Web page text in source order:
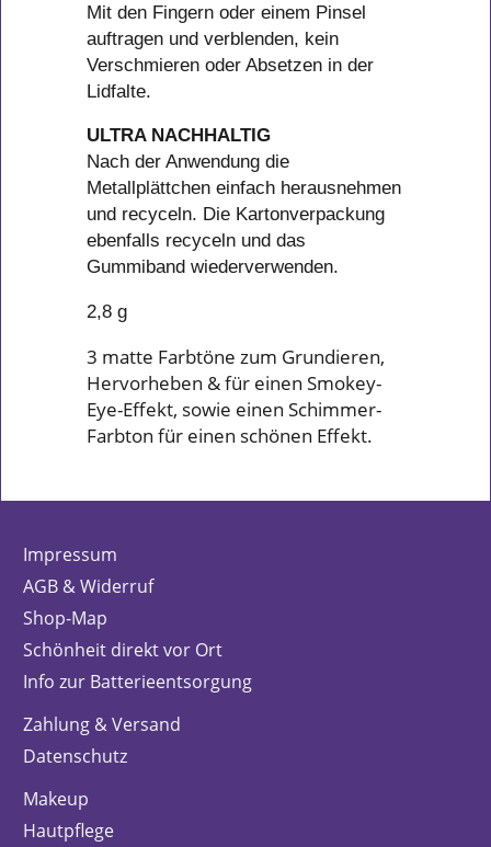
Mit den Fingern oder einem Pinsel
auftragen und verblenden, kein
Verschmieren oder Absetzen in der
Lidfalte.
ULTRA NACHHALTIG
Nach der Anwendung die
Metallplättchen einfach herausnehmen
und recyceln. Die Kartonverpackung
ebenfalls recyceln und das
Gummiband wiederverwenden.
2,8 g
3 matte Farbtöne zum Grundieren,
Hervorheben & für einen Smokey-
Eye-Effekt, sowie einen Schimmer-
Farbton für einen schönen Effekt.
Impressum
AGB & Widerruf
Shop-Map
Schönheit direkt vor Ort
Info zur Batterieentsorgung
Zahlung & Versand
Datenschutz
Makeup
Hautpflege